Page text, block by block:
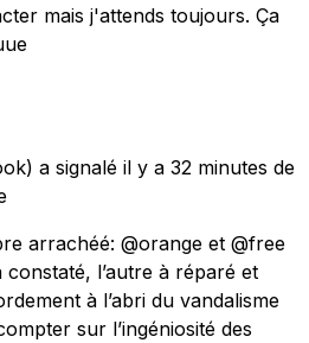
mais j'attends toujours. Ça
a signalé il y a 32 minutes de
arrachéé: @orange et @free
constaté, l’autre à réparé et
à l’abri du vandalisme
sur l’ingéniosité des